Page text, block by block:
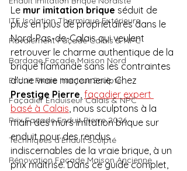
ITE Isolation Thermique Extérieure
Ravalement Façade Calais & NPC
Bardage Façade Maison Nord
Enduit Pierre Intérieur Sculpté
Façadier Enduiseur Calais & NPC
Prix Façade Enduit Pierre 2026
Techniques d'Enduit Sculpté
Rénovation Façade Maison Ancienne
Le mur imitation brique séduit de
plus en plus de propriétaires dans le
Nord-Pas-de-Calais qui veulent
retrouver le charme authentique de la
brique flamande sans les contraintes
d'une vraie maçonnerie. Chez
Prestige Pierre, façadier expert
basé à Calais, nous sculptons à la
main des murs imitation brique sur
enduit pour des rendus
indiscernables de la vraie brique, à un
prix maîtrisé. Dans ce guide complet,